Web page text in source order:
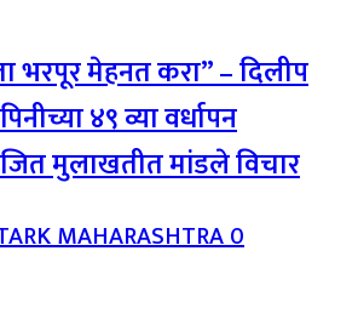
भरपूर मेहनत करा” – दिलीप
४९ व्या वर्धापन
मुलाखतीत मांडले विचार
MAHARASHTRA0